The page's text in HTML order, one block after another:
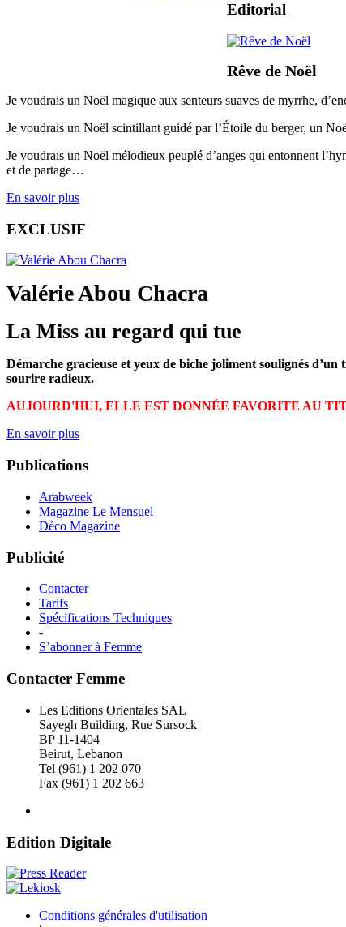
Editorial
Rêve de Noël
Je voudrais un Noël magique aux senteurs suaves de myrrhe,
Je voudrais un Noël scintillant guidé par l’Étoile du berger, un
Je voudrais un Noël mélodieux peuplé d’anges qui entonnent
et de partage…
En savoir plus
EXCLUSIF
Valérie Abou Chacra
La Miss au regard qui tue
Démarche gracieuse et yeux de biche joliment soulignés
sourire radieux.
AUJOURD'HUI, ELLE EST DONNÉE FAVORITE AU
En savoir plus
Publications
Arabweek
Magazine Le Mensuel
Déco Magazine
Publicité
Contacter
Tarifs
Spécifications Techniques
-
S’abonner à Femme
Contacter Femme
Les Editions Orientales SAL
Sayegh Building, Rue Sursock
BP 11-1404
Beirut, Lebanon
Tel (961) 1 202 070
Fax (961) 1 202 663
Edition Digitale
Conditions générales d'utilisation